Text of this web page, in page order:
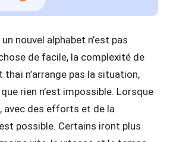
nouvel alphabet n’est pas
de facile, la complexité de
thaï n’arrange pas la situation,
rien n’est impossible. Lorsque
avec des efforts et de la
possible. Certains iront plus